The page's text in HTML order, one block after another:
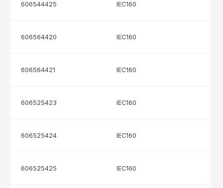
606544425 IEC160
606564420 IEC160
606564421 IEC160
606525423 IEC160
606525424 IEC160
606525425 IEC160